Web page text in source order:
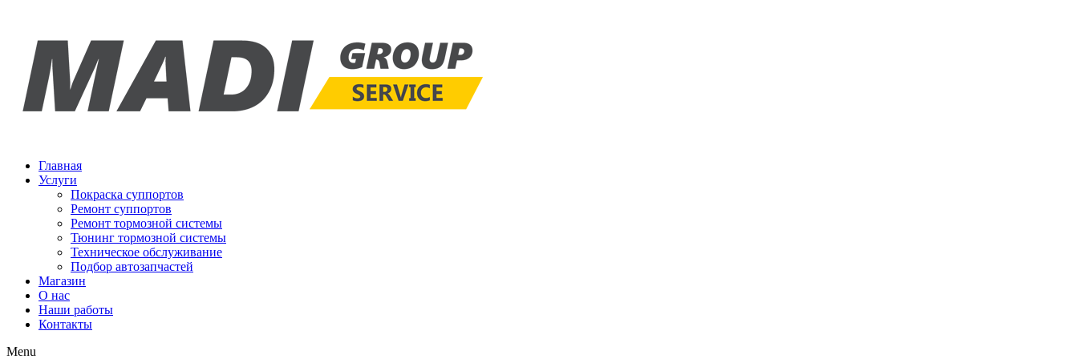
содержимому
Главная
Услуги
Покраска суппортов
Ремонт суппортов
Ремонт тормозной системы
Тюнинг тормозной системы
Техническое обслуживание
Подбор автозапчастей
Магазин
О нас
Наши работы
Контакты
Menu